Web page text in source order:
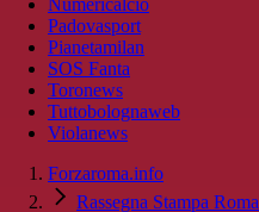
Numericalcio
Padovasport
Pianetamilan
SOS Fanta
Toronews
Tuttobolognaweb
Violanews
Forzaroma.info
Rassegna Stampa Roma